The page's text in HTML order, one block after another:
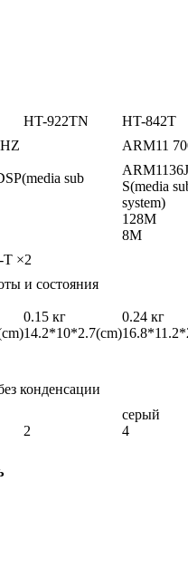
HT-922TN
HT-842T
ARM11
sub
S(media
system)
128M
8M
T ×2
и состояния
0.15 кг
0.24 кг
14.2*10*2.7(cm)
конденсации
серый
2 4